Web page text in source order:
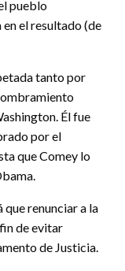
pueblo
el resultado (de
tanto por
Él fue
por el
que Comey lo
renunciar a la
de evitar
de Justicia.